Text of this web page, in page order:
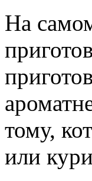
На
тому,
или